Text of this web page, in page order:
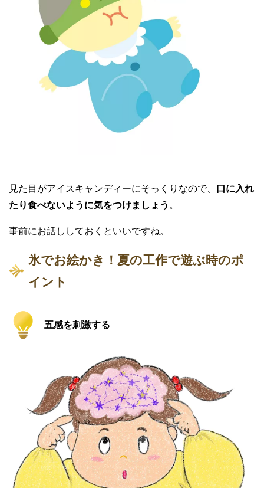
見た目がアイスキャンディーにそっくりなので、
口に入れ
たり食べないように気をつけましょう 。
事前にお話ししておくといいですね。
氷でお絵かき！夏の工作で遊ぶ時のポ
イント
五感を刺激する